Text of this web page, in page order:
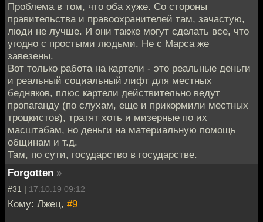
Проблема в том, что оба хуже. Со стороны
правительства и правоохранителей там, зачастую,
люди не лучше. И они также могут сделать все, что
угодно с простыми людьми. Не с Марса же
завезены.
Вот только работа на картели - это реальные деньги
и реальный социальный лифт для местных
бедняков, плюс картели действительно ведут
пропаганду (по слухам, еще и прикормили местных
троцкистов), тратят хоть и мизерные по их
масштабам, но деньги на материальную помощь
общинам и т.д.
Там, по сути, государство в государстве.
Forgotten »
#31 | 17.10.19 09:12
Кому: Лжец, #9